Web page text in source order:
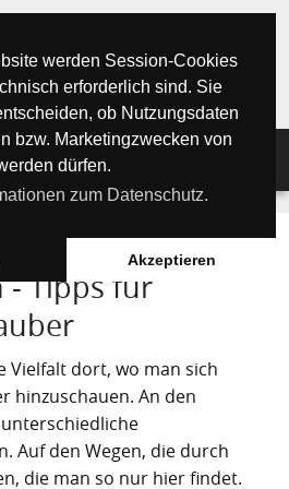
werden Session-Cookies
erforderlich sind. Sie
ob Nutzungsdaten
bzw. Marketingzwecken von
dürfen.
zum Datenschutz.
Akzeptieren
Artikel ►
für Urlauber
See" - Orte
& Natur
& Geschichten
für Urlauber
See Orte
de Tenerife
- Masca
de las Teresitas
de las Américas
auf Teneriffa
Schlucht
für Notfälle
Flora
Milenario
Fauna
und Regionen
(Municipios)
Teneriffa
- Tipps für
Vielfalt dort, wo man sich
hinzuschauen. An den
Auf den Wegen, die durch
die man so nur hier findet.